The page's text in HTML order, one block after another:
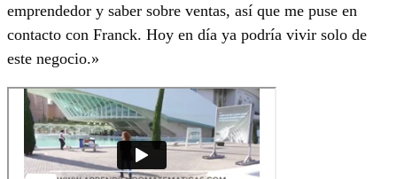
emprendedor y saber sobre ventas, así que me puse en
contacto con Franck. Hoy en día ya podría vivir solo de
este negocio.»